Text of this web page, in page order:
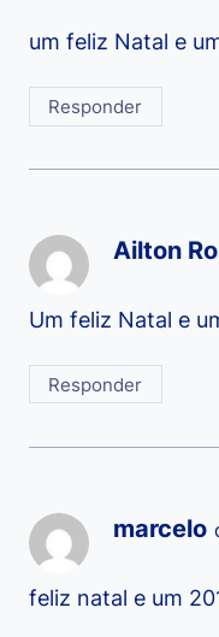
um feliz Natal e
Responder
Ailton
Um feliz Natal e
Responder
marcelo
feliz natal e um